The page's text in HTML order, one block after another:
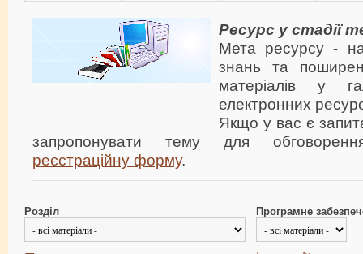
Ресурс у стадії
Мета ресурсу -
знань та
матеріалів у
електронних
Якщо у вас є
запропонувати тему для
реєстраційну форму.
Розділ Програмне